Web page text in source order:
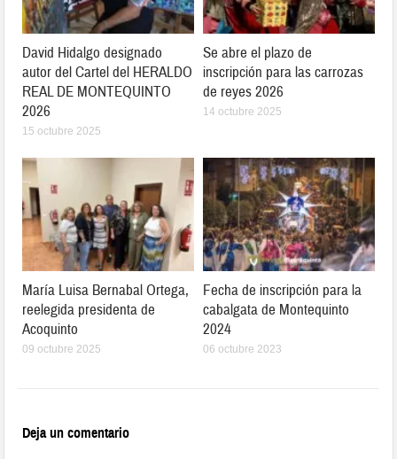
David Hidalgo designado
autor del Cartel del HERALDO
REAL DE MONTEQUINTO
2026
15 octubre 2025
Se abre el plazo de
inscripción para las carrozas
de reyes 2026
14 octubre 2025
María Luisa Bernabal Ortega,
reelegida presidenta de
Acoquinto
09 octubre 2025
Fecha de inscripción para la
cabalgata de Montequinto
2024
06 octubre 2023
Deja un comentario